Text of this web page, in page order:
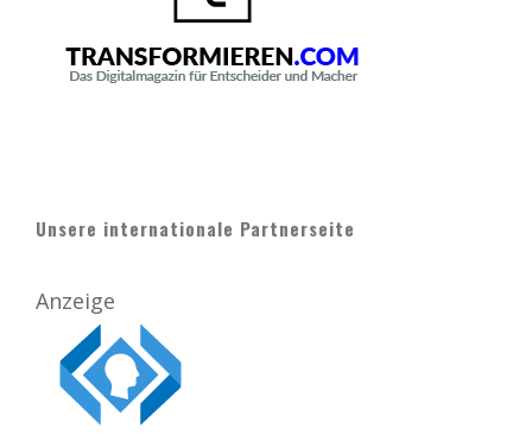
Unsere internationale Partnerseite
Anzeige